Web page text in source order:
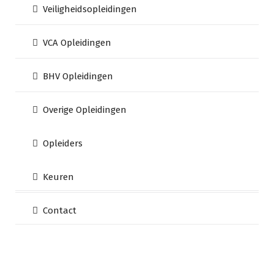
Veiligheidsopleidingen
VCA Opleidingen
BHV Opleidingen
Overige Opleidingen
Opleiders
Keuren
Contact